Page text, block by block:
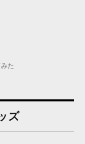
はじめました」” の
た
ズ